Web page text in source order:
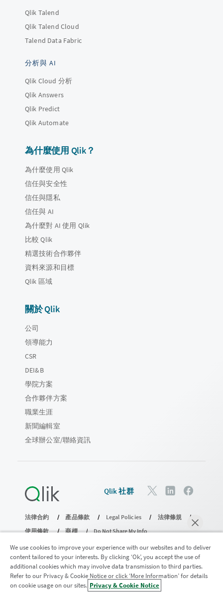
立即聊天
Qlik Talend
Qlik Talend Cloud
Talend Data Fabric
分析與 AI
Qlik Cloud 分析
Qlik Answers
Qlik Predict
Qlik Automate
為什麼使用 Qlik？
為什麼使用 Qlik
信任與安全性
信任與隱私
信任與 AI
為什麼對 AI 使用 Qlik
比較 Qlik
精選技術合作夥伴
資料來源和目標
Qlik 區域
關於 Qlik
公司
領導能力
CSR
DEI&B
學院方案
合作夥伴方案
職業生涯
新聞編輯室
全球辦公室/聯絡資訊
Qlik 社群
法律合約 產品條款 Legal Policies
法律條規
使用條款
商標
Do Not Share My Info
© 1993-2026 QlikTech International AB。保留所有權利。
加入分析現代化計畫
We use cookies to improve your experience with our websites and to deliver
content tailored to your interests. By clicking ‘Ok’, you accept the use of
additional cookies which may involve data transmission to third parties.
Refer to our Privacy & Cookie Notice or click ‘More Information’ for details
on cookie usage on our sites. Privacy & Cookie Notice